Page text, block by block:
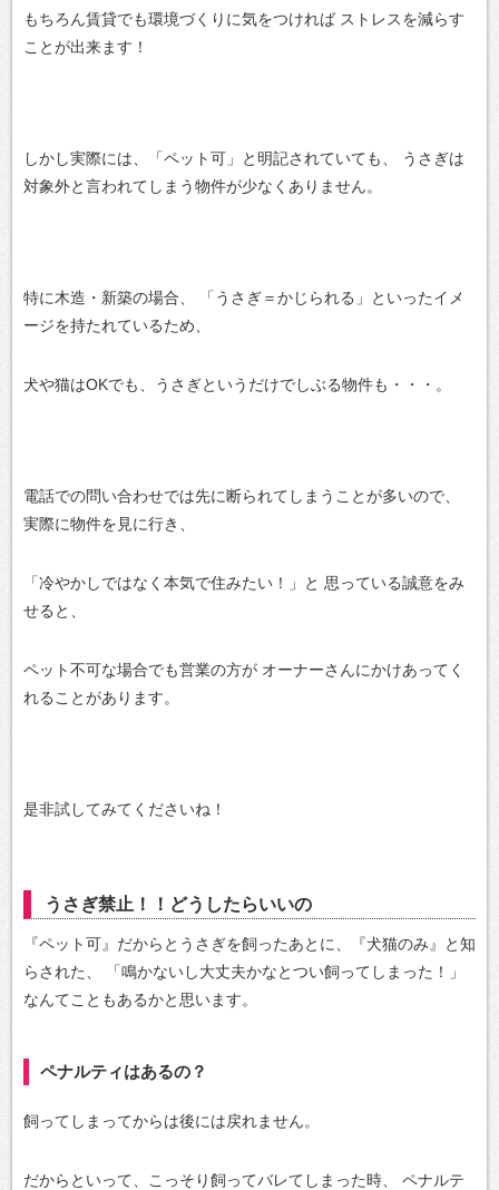
もちろん賃貸でも環境づくりに気をつければ ストレスを減らす
ことが出来ます！
しかし実際には、「ペット可」と明記されていても、
うさぎは
対象外と言われてしまう物件が少なくありません。
特に木造・新築の場合、
「うさぎ＝かじられる」といったイメ
ージを持たれているため、
犬や猫はOKでも、うさぎというだけでしぶる物件も・・・。
電話での問い合わせでは先に断られてしまうことが多いので、
実際に物件を見に行き、
「冷やかしではなく本気で住みたい！」と 思っている誠意をみ
せると、
ペット不可な場合でも営業の方が オーナーさんにかけあってく
れることがあります。
是非試してみてくださいね！
うさぎ禁止！！どうしたらいいの
『ペット可』だからとうさぎを飼ったあとに、『犬猫のみ』と知
らされた、
「鳴かないし大丈夫かなとつい飼ってしまった！」
なんてこともあるかと思います。
ペナルティはあるの？
飼ってしまってからは後には戻れません。
だからといって、こっそり飼ってバレてしまった時、
ペナルテ